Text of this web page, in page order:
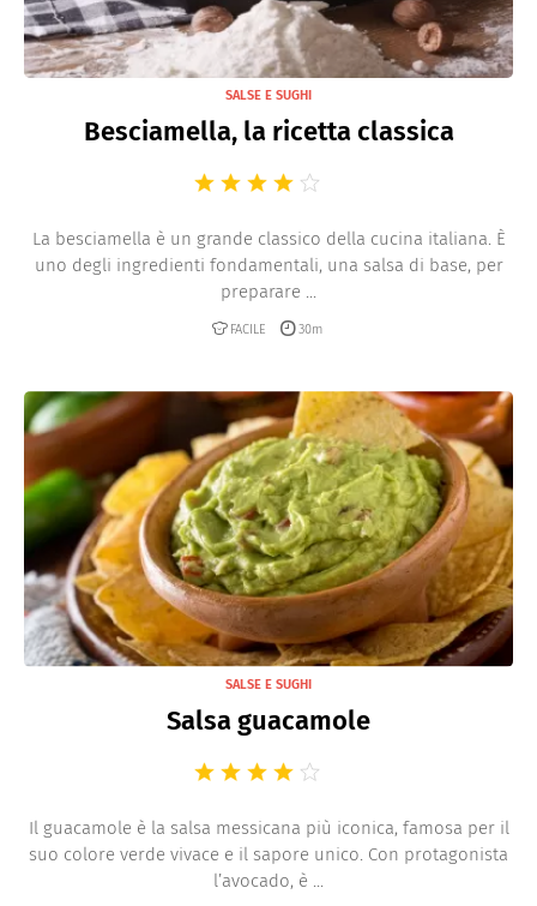
SALSE E SUGHI
Besciamella, la ricetta classica
La besciamella è un grande classico della cucina italiana. È
uno degli ingredienti fondamentali, una salsa di base, per
preparare ...
FACILE 30m
SALSE E SUGHI
Salsa guacamole
Il guacamole è la salsa messicana più iconica, famosa per il
suo colore verde vivace e il sapore unico. Con protagonista
l’avocado, è ...